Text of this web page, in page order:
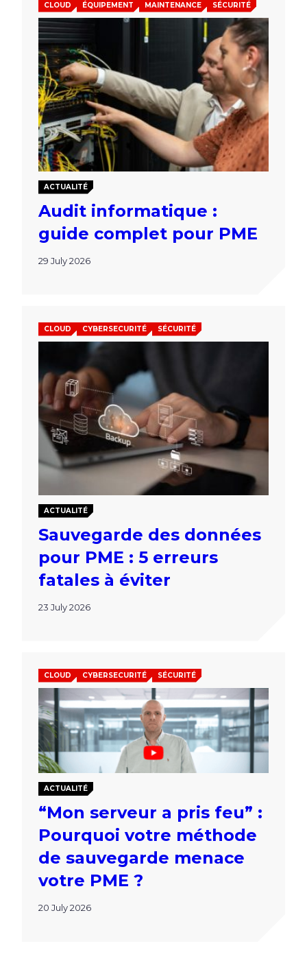
CLOUD ÉQUIPEMENT MAINTENANCE SÉCURITÉ
ACTUALITÉ
Audit informatique :
guide complet pour PME
29 July 2026
CLOUD CYBERSECURITÉ SÉCURITÉ
ACTUALITÉ
Sauvegarde des données
pour PME : 5 erreurs
fatales à éviter
23 July 2026
CLOUD CYBERSECURITÉ SÉCURITÉ
ACTUALITÉ
“Mon serveur a pris feu” :
Pourquoi votre méthode
de sauvegarde menace
votre PME ?
20 July 2026